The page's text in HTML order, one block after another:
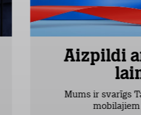
Aizpildi
Mums ir svarīgs